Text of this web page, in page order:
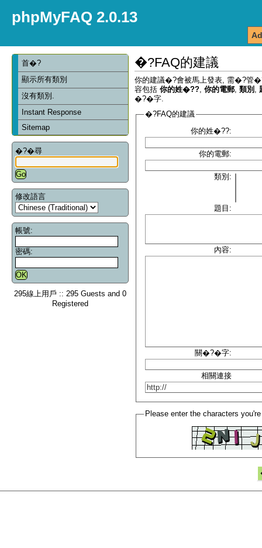
phpMyFAQ 2.0.13
首�?
顯示所有類別
沒有類別.
Instant Response
Sitemap
�?�尋
修改語言
帳號:
密碼:
295線上用戶 :: 295 Guests and 0
Registered
�?FAQ的建議
你的建議�?會被馬上發表, 需�?管
容包括 你的姓�?? 你的電郵 類別
�?�字.
�?FAQ的建議
你的姓�??:
你的電郵:
類別:
題目:
內容:
關�?�字:
相關連接
Please enter the characters